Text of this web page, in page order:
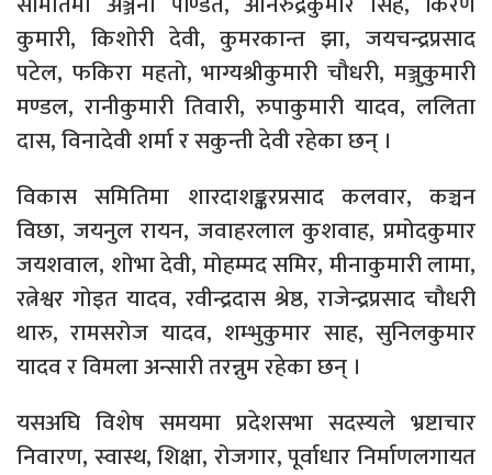
कुमारी, किशोरी देवी, कुमरकान्त झा, जयचन्द्रप्रसाद
पटेल, फकिरा महतो, भाग्यश्रीकुमारी चौधरी, मञ्जुकुमारी
मण्डल, रानीकुमारी तिवारी, रुपाकुमारी यादव, ललिता
दास, विनादेवी शर्मा र सकुन्ती देवी रहेका छन् ।
विकास समितिमा शारदाशङ्करप्रसाद कलवार, कञ्चन
विछा, जयनुल रायन, जवाहरलाल कुशवाह, प्रमोदकुमार
जयशवाल, शोभा देवी, मोहम्मद समिर, मीनाकुमारी लामा,
रत्नेश्वर गोइत यादव, रवीन्द्रदास श्रेष्ठ, राजेन्द्रप्रसाद चौधरी
थारु, रामसरोज यादव, शम्भुकुमार साह, सुनिलकुमार
यादव र विमला अन्सारी तरन्नुम रहेका छन् ।
यसअघि विशेष समयमा प्रदेशसभा सदस्यले भ्रष्टाचार
निवारण, स्वास्थ, शिक्षा, रोजगार, पूर्वाधार निर्माणलगायत